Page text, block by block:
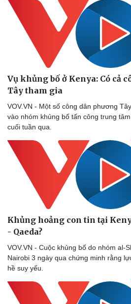
Hậu trường
Vụ khủng bố ở Kenya: Có cả
Tây tham gia
VOV.VN - Một số công dân phương
vào nhóm khủng bố tấn công trung
cuối tuần qua.
Khủng hoảng con tin tại
- Qaeda?
VOV.VN - Cuộc khủng bố do nhóm al-
Nairobi 3 ngày qua chứng minh rằng
hề suy yếu.